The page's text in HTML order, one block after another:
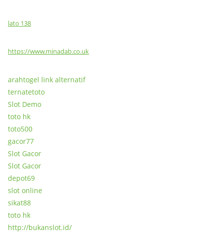
lato 138
https://www.minadab.co.uk
arahtogel link alternatif
ternatetoto
Slot Demo
toto hk
toto500
gacor77
Slot Gacor
Slot Gacor
depot69
slot online
sikat88
toto hk
http://bukanslot.id/